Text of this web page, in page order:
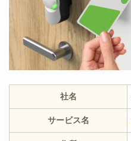
社名
サービス名